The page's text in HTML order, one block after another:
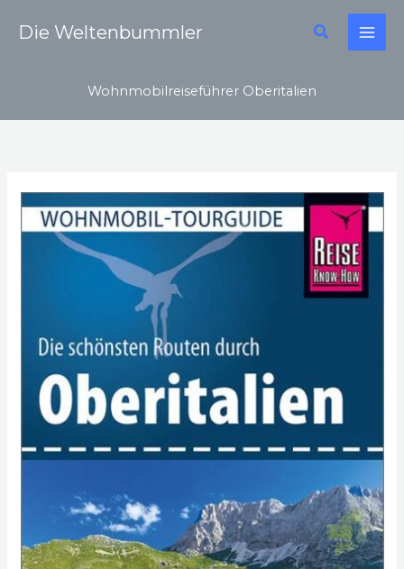
InhaltDie Weltenbummler Suchen
Wohnmobilreiseführer Oberitalien